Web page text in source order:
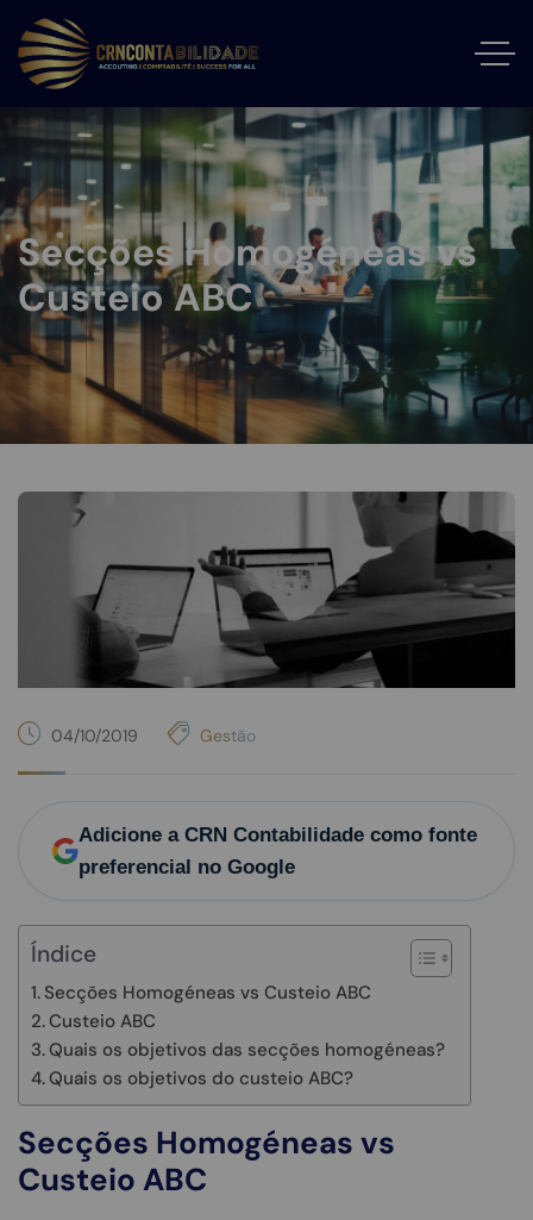
Secções Homogéneas vs
Custeio ABC
04/10/2019 Gestão
Adicione a CRN Contabilidade como fonte
preferencial no Google
Índice
Secções Homogéneas vs Custeio ABC
Custeio ABC
Quais os objetivos das secções homogéneas?
Quais os objetivos do custeio ABC?
Secções Homogéneas vs
Custeio ABC